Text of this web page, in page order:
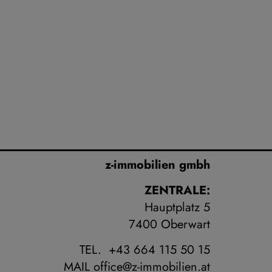
z-immobilien gmbh
ZENTRALE:
Hauptplatz 5
7400 Oberwart
TEL. +43 664 115 50 15
MAIL office@z-immobilien.at